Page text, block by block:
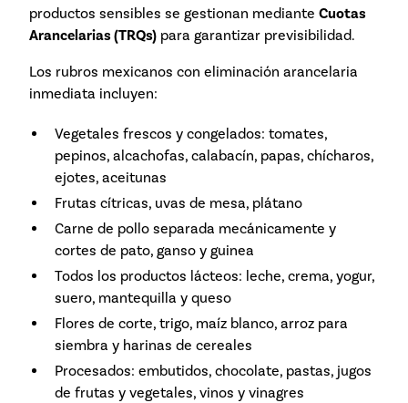
productos sensibles se gestionan mediante Cuotas
Arancelarias (TRQs) para garantizar previsibilidad.
Los rubros mexicanos con eliminación arancelaria
inmediata incluyen:
Vegetales frescos y congelados: tomates,
pepinos, alcachofas, calabacín, papas, chícharos,
ejotes, aceitunas
Frutas cítricas, uvas de mesa, plátano
Carne de pollo separada mecánicamente y
cortes de pato, ganso y guinea
Todos los productos lácteos: leche, crema, yogur,
suero, mantequilla y queso
Flores de corte, trigo, maíz blanco, arroz para
siembra y harinas de cereales
Procesados: embutidos, chocolate, pastas, jugos
de frutas y vegetales, vinos y vinagres